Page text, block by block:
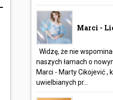
Marci -
Widzę, że nie
naszych łamach o
Marci - Marty Cikojević ,
uwielbianych pr...